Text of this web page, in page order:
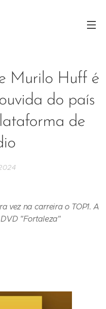
Murilo Huff é
do país
de
vez na carreira o TOP1. A
"Fortaleza"